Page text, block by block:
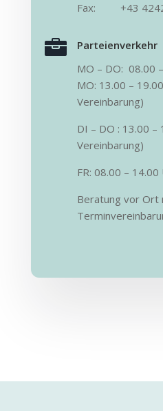
Fax: +43 4242

Parteienverkehr
MO – DO: 08.00
MO: 13.00 –
Vereinbarung)
DI – DO : 13.00 –
Vereinbarung)
FR: 08.00 – 14.00
Beratung vor Ort